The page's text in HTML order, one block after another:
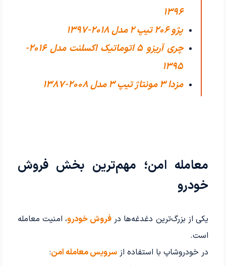
1396
پژو 206 تیپ ۲ مدل 2018-1397
چری آریزو 5 اتوماتیک اکسلنت مدل 2016-
1395
مزدا 3 مونتاژ تیپ 3 مدل 2008-1387
معامله امن؛ مهم‌ترین بخش فروش
خودرو
یکی از بزرگ‌ترین دغدغه‌ها درفروش خودرو، امنیت معامله
است.
در خودروشاپ با استفاده از سرویس معامله امن: